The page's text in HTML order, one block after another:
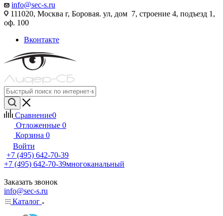
info@sec-s.ru
111020, Москва г, Боровая. ул, дом 7, строение 4, подъезд 1,
оф. 100
Вконтакте
Сравнение0
Отложенные 0
Корзина 0
Войти
+7 (495) 642-70-39
+7 (495) 642-70-39многоканальный
Заказать звонок
info@sec-s.ru
Каталог